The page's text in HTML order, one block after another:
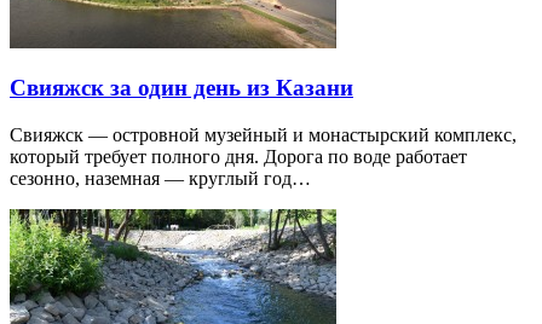
Свияжск за один день из Казани
Свияжск — островной музейный и монастырский комплекс,
который требует полного дня. Дорога по воде работает
сезонно, наземная — круглый год…